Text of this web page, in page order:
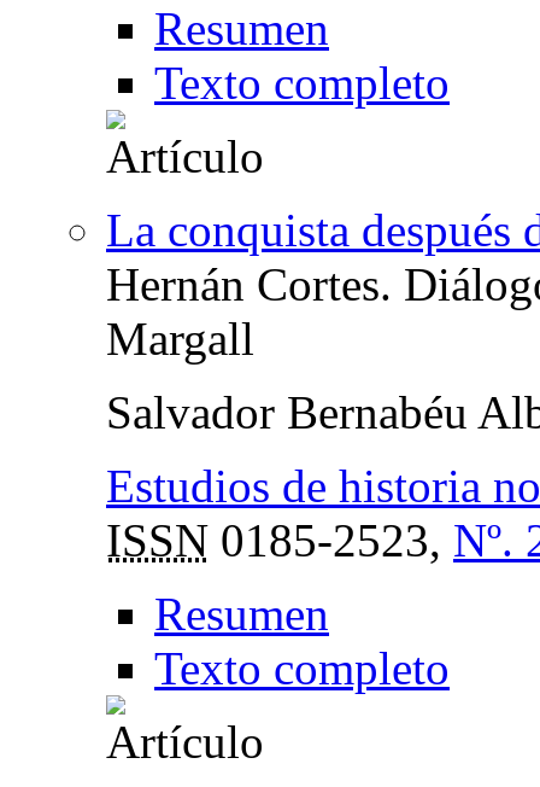
Resumen
Texto completo
La conquista después
Hernán Cortes.
Margall
Salvador Bernabéu
Estudios de historia
ISSN 0185-2523, Nº.
Resumen
Texto completo